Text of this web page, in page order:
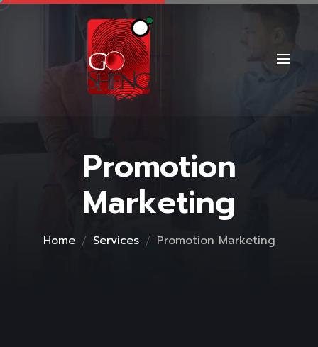
Promotion
Marketing
Home Services Promotion Marketing